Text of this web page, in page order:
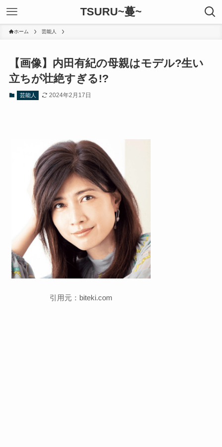
TSURU~蔓~
ホーム 芸能人
【画像】内田有紀の母親はモデル?生い
立ちが壮絶すぎる!?
芸能人 2024年2月17日
引用元：biteki.com